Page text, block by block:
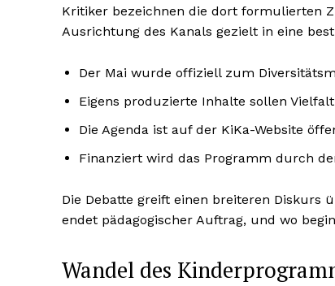
Kritiker bezeichnen die dort formulierten
Ausrichtung des Kanals gezielt in eine
Der Mai wurde offiziell zum
Eigens produzierte Inhalte sollen
Die Agenda ist auf der KiKa-Website
Finanziert wird das Programm durch
Die Debatte greift einen breiteren Diskurs
endet pädagogischer Auftrag, und wo
Wandel des